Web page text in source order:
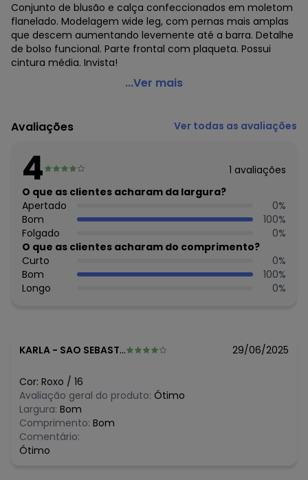
Conjunto de blusão e calça confeccionados em moletom
flanelado. Modelagem wide leg, com pernas mais amplas
que descem aumentando levemente até a barra. Detalhe
de bolso funcional. Parte frontal com plaqueta. Possui
cintura média. Invista!
Carinhoso - Conjunto Wide Leg em Moletom Roxo
Comprimento da manga: Longa
Decote frente: Redondo
Feito: Brasil
Cuidados para conservação do produto: Temperatura
máxima de lavagem 30C. Não alvejar. Não passar sobre a
estampa.
Observação: Cós aplicado com elástico embutido
Tecido: Moletom flanelado
Composição: Algodão 100%/algodão 100%
Histórico de preços
julho/2026 N/D*
maio/2026
abril/2026
março/2026
fevereiro/2026
...Ver mais
Avaliações Ver todas as avaliações
4 1 avaliações
O que as clientes acharam da largura?
Apertado
0%
Bom
100%
Folgado
0%
O que as clientes acharam do comprimento?
Curto
0%
Bom
100%
Longo
0%
KARLA - SAO SEBASTIAO - SP 29/06/2025
Cor: Roxo / 16
Avaliação geral do produto: Ótimo
Largura: Bom
Comprimento: Bom
Comentário:
Ótimo